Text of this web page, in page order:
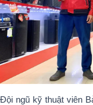
Đội ngũ kỹ thuật viên